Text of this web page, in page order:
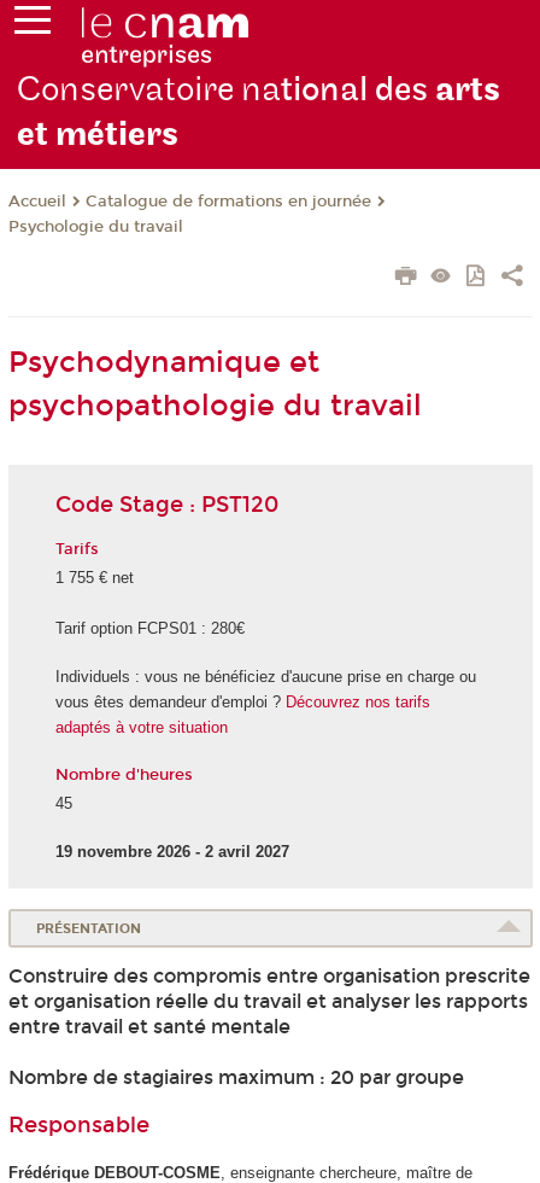
Conservatoire national des arts
et métiers
Accueil
Catalogue de formations en journée
Psychologie du travail
Psychodynamique et
psychopathologie du travail
Code Stage : PST120
Tarifs
1 755 € net
Tarif option FCPS01 : 280€
Individuels : vous ne bénéficiez d'aucune prise en charge ou
vous êtes demandeur d'emploi ? Découvrez nos tarifs
adaptés à votre situation
Nombre d'heures
45
19 novembre 2026 - 2 avril 2027
PRÉSENTATION
Construire des compromis entre organisation prescrite
et organisation réelle du travail et analyser les rapports
entre travail et santé mentale
Nombre de stagiaires maximum : 20 par groupe
Responsable
Frédérique DEBOUT-COSME , enseignante chercheure, maître de